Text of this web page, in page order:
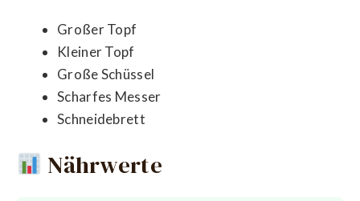
Großer Topf
Kleiner Topf
Große Schüssel
Scharfes Messer
Schneidebrett
Nährwerte